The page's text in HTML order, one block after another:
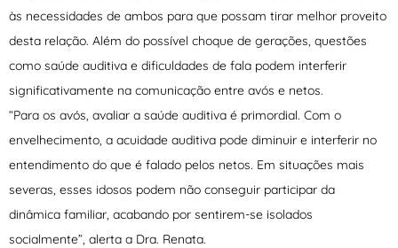
às necessidades de ambos para que possam tirar melhor proveito
desta relação. Além do possível choque de gerações, questões
como saúde auditiva e dificuldades de fala podem interferir
significativamente na comunicação entre avós e netos.
“Para os avós, avaliar a saúde auditiva é primordial. Com o
envelhecimento, a acuidade auditiva pode diminuir e interferir no
entendimento do que é falado pelos netos. Em situações mais
severas, esses idosos podem não conseguir participar da
dinâmica familiar, acabando por sentirem-se isolados
socialmente”, alerta a Dra. Renata.